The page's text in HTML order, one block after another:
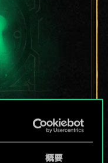
概要
れし
があ